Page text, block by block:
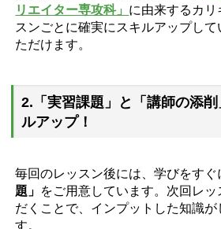
リエイター専攻科」 に由来するカリ
スンごとに確実にスキルアップし
ただけます。
2.「実習課題」と「講師の添
ルアップ！
毎回のレッスン後には、学びをすぐ
題」 をご用意しています。次回レ
だくことで、インプットした知識が
す。